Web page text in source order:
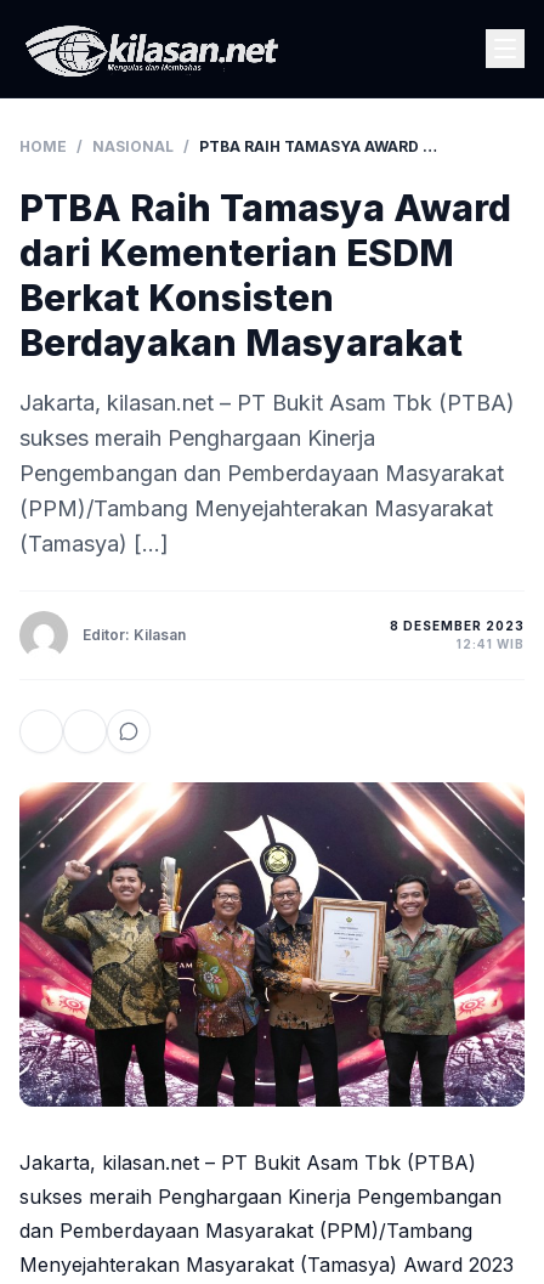
HOME / NASIONAL / PTBA RAIH TAMASYA AWARD DARI KEMENTERIAN ESDM BERKAT KONSISTEN BERDAYAKAN MASYARAKAT
PTBA Raih Tamasya Award
dari Kementerian ESDM
Berkat Konsisten
Berdayakan Masyarakat
Jakarta, kilasan.net – PT Bukit Asam Tbk (PTBA)
sukses meraih Penghargaan Kinerja
Pengembangan dan Pemberdayaan Masyarakat
(PPM)/Tambang Menyejahterakan Masyarakat
(Tamasya) […]
Editor: Kilasan
8 DESEMBER 2023
12:41 WIB
Jakarta, kilasan.net – PT Bukit Asam Tbk (PTBA)
sukses meraih Penghargaan Kinerja Pengembangan
dan Pemberdayaan Masyarakat (PPM)/Tambang
Menyejahterakan Masyarakat (Tamasya) Award 2023